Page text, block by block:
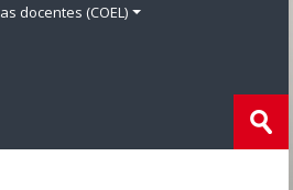
docentes (COEL)
Enviar